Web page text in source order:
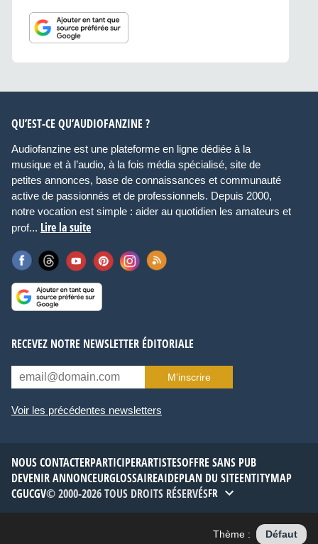
QU’EST-CE QU’AUDIOFANZINE ?
Audiofanzine est une plateforme en ligne dédiée à la
musique et à l’audio, à la fois média spécialisé, site de
petites annonces, base de connaissances et communauté
active de passionnés et de professionnels. Depuis 2000,
notre vocation est simple : aider au quotidien les amateurs et
prof... Lire la suite
RECEVEZ NOTRE NEWSLETTER ÉDITORIALE
M’inscrire
Voir les précédentes newsletters
NOUS CONTACTERPARTICIPERARTISTESOFFRE SANS PUB
DEVENIR ANNONCEURGLOSSAIREAIDEPLAN DU SITEENTITYMAP
CGUCGV© 2000-2026 TOUS DROITS RÉSERVÉSFR
Thème : Défaut